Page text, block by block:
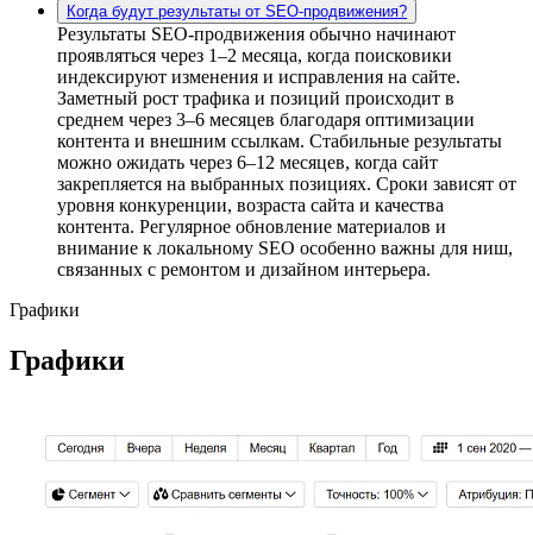
Когда будут результаты от SEO-продвижения?
Результаты SEO-продвижения обычно начинают
проявляться через 1–2 месяца, когда поисковики
индексируют изменения и исправления на сайте.
Заметный рост трафика и позиций происходит в
среднем через 3–6 месяцев благодаря оптимизации
контента и внешним ссылкам. Стабильные результаты
можно ожидать через 6–12 месяцев, когда сайт
закрепляется на выбранных позициях. Сроки зависят от
уровня конкуренции, возраста сайта и качества
контента. Регулярное обновление материалов и
внимание к локальному SEO особенно важны для ниш,
связанных с ремонтом и дизайном интерьера.
Графики
Графики